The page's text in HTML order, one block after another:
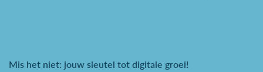
Mis het niet: jouw sleutel tot digitale groei!